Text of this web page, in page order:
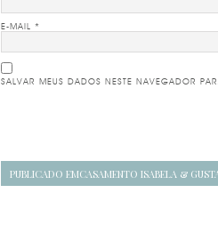
E-MAIL *
SALVAR MEUS DADOS NESTE NAVEGADOR
Navegação
PUBLICADO EMCASAMENTO ISABELA &